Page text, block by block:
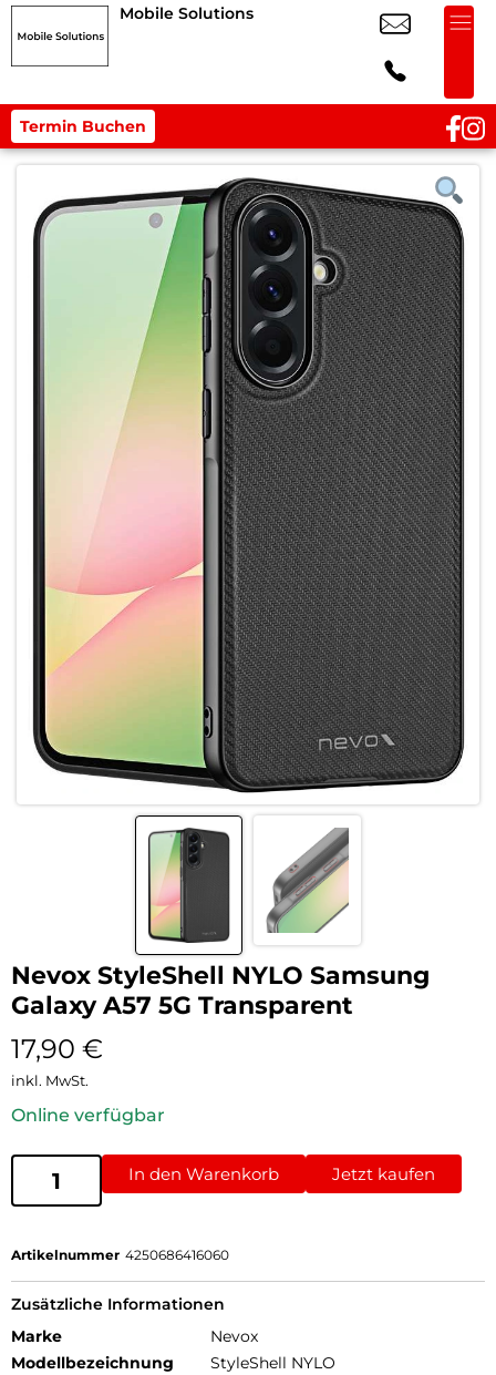
Mobile Solutions
Termin Buchen
Nevox StyleShell NYLO Samsung
Galaxy A57 5G Transparent
17,90 €
inkl. MwSt.
Online verfügbar
In den Warenkorb Jetzt kaufen
Artikelnummer 4250686416060
Zusätzliche Informationen
Marke
Nevox
Modellbezeichnung
StyleShell NYLO